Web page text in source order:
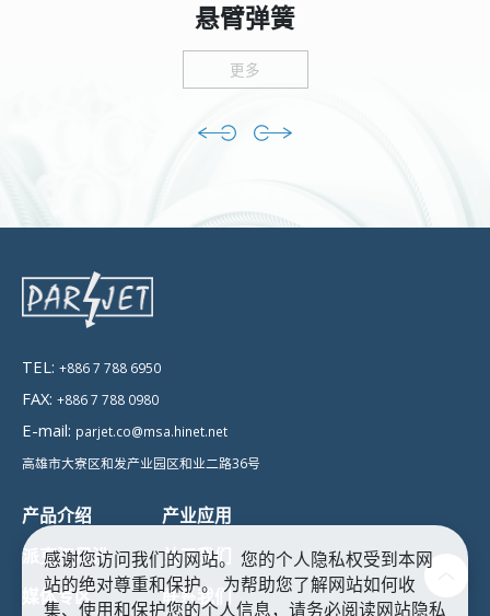
悬臂弹簧
更多
TEL: +886 7 788 6950
FAX: +886 7 788 0980
E-mail: parjet.co@msa.hinet.net
高雄市大寮区和发产业园区和业二路36号
产品介绍
派克汉尼汾
媒体专区
产业应用
关于我们
联系我们
感谢您访问我们的网站。 您的个人隐私权受到本网
站的绝对尊重和保护。 为帮助您了解网站如何收
集、使用和保护您的个人信息，请务必阅读网站隐私